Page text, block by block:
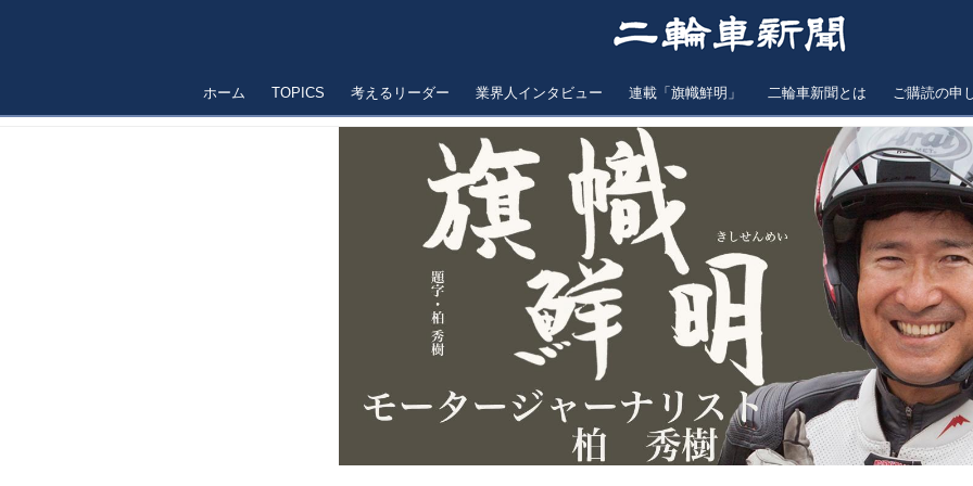
ホーム TOPICS 考えるリーダー 業界人インタビュー 連載「旗幟鮮明」 二輪車新聞とは ご購読の申